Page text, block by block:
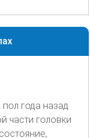
года назад
части головки